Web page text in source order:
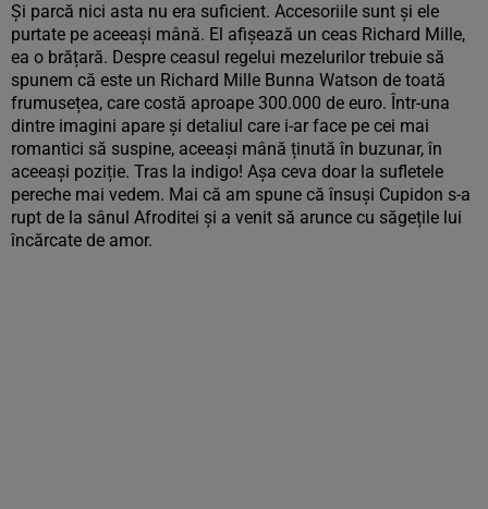
Și parcă nici asta nu era suficient. Accesoriile sunt și ele
purtate pe aceeași mână. El afișează un ceas Richard Mille,
ea o brățară. Despre ceasul regelui mezelurilor trebuie să
spunem că este un Richard Mille Bunna Watson de toată
frumusețea, care costă aproape 300.000 de euro. Într-una
dintre imagini apare și detaliul care i-ar face pe cei mai
romantici să suspine, aceeași mână ținută în buzunar, în
aceeași poziție. Tras la indigo! Așa ceva doar la sufletele
pereche mai vedem. Mai că am spune că însuși Cupidon s-a
rupt de la sânul Afroditei și a venit să arunce cu săgețile lui
încărcate de amor.